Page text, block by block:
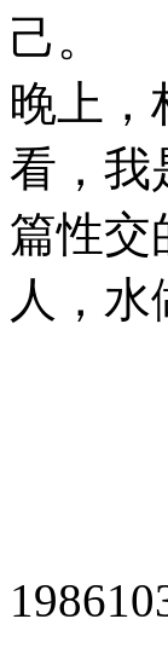
己。
晚上，
看，我
篇性交
人，